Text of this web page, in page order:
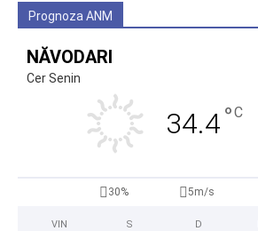
Prognoza ANM
NĂVODARI
Cer Senin
34.4°C
30% 5m/s
VIN S D